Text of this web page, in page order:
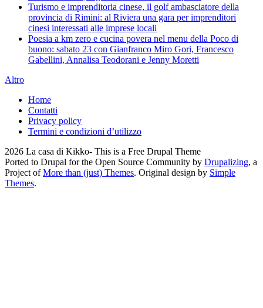
Turismo e imprenditoria cinese, il golf ambasciatore della
provincia di Rimini: al Riviera una gara per imprenditori
cinesi interessati alle imprese locali
Poesia a km zero e cucina povera nel menu della Poco di
buono: sabato 23 con Gianfranco Miro Gori, Francesco
Gabellini, Annalisa Teodorani e Jenny Moretti
Altro
Home
Contatti
Privacy policy
Termini e condizioni d’utilizzo
2026 La casa di Kikko- This is a Free Drupal Theme
Ported to Drupal for the Open Source Community by Drupalizing, a
Project ofMore than (just) Themes. Original design by Simple
Themes.